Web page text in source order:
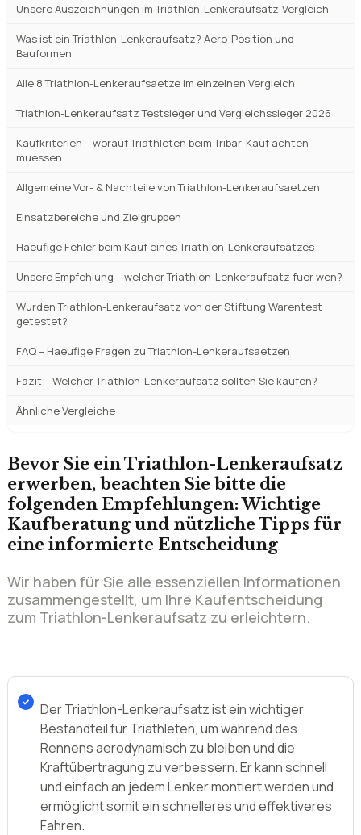
Bevor Sie ein Triathlon-Lenkeraufsatz
erwerben, beachten Sie bitte die
folgenden Empfehlungen: Wichtige
Kaufberatung und nützliche Tipps für
eine informierte Entscheidung
Wir haben für Sie alle essenziellen Informationen
zusammengestellt, um Ihre Kaufentscheidung
zum Triathlon-Lenkeraufsatz zu erleichtern.
Der Triathlon-Lenkeraufsatz ist ein wichtiger
Bestandteil für Triathleten, um während des
Rennens aerodynamisch zu bleiben und die
Kraftübertragung zu verbessern. Er kann schnell
und einfach an jedem Lenker montiert werden und
ermöglicht somit ein schnelleres und effektiveres
Fahren.
Unsere Auszeichnungen im Triathlon-Lenkeraufsatz-Vergleich
Was ist ein Triathlon-Lenkeraufsatz? Aero-Position und
Bauformen
Alle 8 Triathlon-Lenkeraufsaetze im einzelnen Vergleich
Triathlon-Lenkeraufsatz Testsieger und Vergleichssieger 2026
Kaufkriterien – worauf Triathleten beim Tribar-Kauf achten
muessen
Allgemeine Vor- & Nachteile von Triathlon-Lenkeraufsaetzen
Einsatzbereiche und Zielgruppen
Haeufige Fehler beim Kauf eines Triathlon-Lenkeraufsatzes
Unsere Empfehlung – welcher Triathlon-Lenkeraufsatz fuer wen?
Wurden Triathlon-Lenkeraufsatz von der Stiftung Warentest
getestet?
FAQ – Haeufige Fragen zu Triathlon-Lenkeraufsaetzen
Fazit – Welcher Triathlon-Lenkeraufsatz sollten Sie kaufen?
Ähnliche Vergleiche